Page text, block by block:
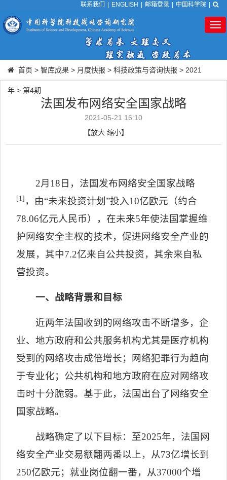
联系我们 ENGLISH 邮箱登录 中国科学院
首页 > 智库成果 > 月度快报 > 科技政策与咨询快报 > 2021
年 > 第4期
法国发布网络安全国家战略
2021-05-21 16:10
【放大 缩小】
2月 18 日，法国发布网络安全国家战略
[1] ，由“未来投资计划”投入10亿欧元（约合
78.06亿元人民币），在未来5年使法国掌握维
护网络安全主权的技术，促进网络安全产业的
发展，其中7.2亿来自公共投资，其余来自私
营投资。
一、战略背景和目标
近两年法国收到的网络攻击不断增多，企
业、地方政府和公共服务机构尤其是医疗机构
受到的网络攻击成倍增长；网络犯罪行为趋向
于专业化；公共机构和地方政府在应对网络攻
击时十分脆弱。基于此，法国出台了网络安全
国家战略。
战略确定了以下目标：至2025年，法国网
络安全产业交易额翻两番以上，从73亿增长到
250亿欧元；就业岗位翻一番，从37000个增